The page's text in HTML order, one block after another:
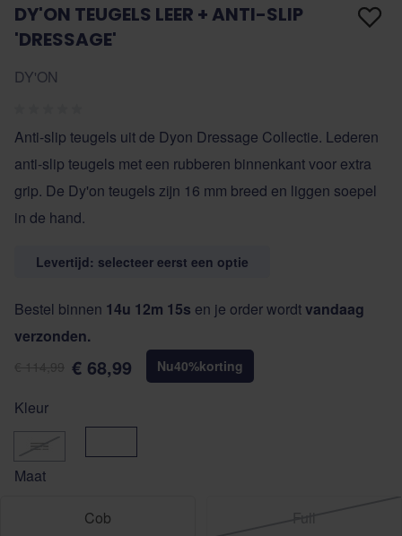
DY'ON TEUGELS LEER + ANTI-SLIP
'DRESSAGE'
DY'ON
Anti-slip teugels uit de Dyon Dressage Collectie. Lederen
anti-slip teugels met een rubberen binnenkant voor extra
grip. De Dy'on teugels zijn 16 mm breed en liggen soepel
in de hand.
Levertijd: selecteer eerst een optie
Bestel binnen 14u 12m 15s en je order wordtvandaag
verzonden.
€ 68,99 Nu40%korting
Kleur
Maat
Cob